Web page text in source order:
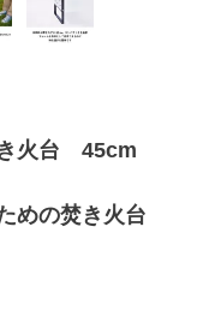
火台 45cm
めの焚き火台